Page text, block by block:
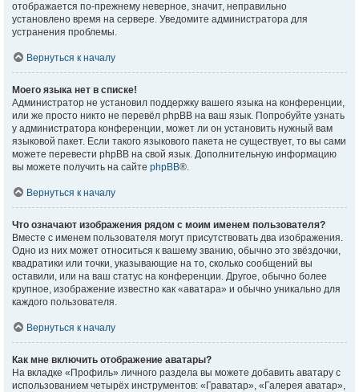
отображается по-прежнему неверное, значит, неправильно
установлено время на сервере. Уведомите администратора для
устранения проблемы.
Вернуться к началу
Моего языка нет в списке!
Администратор не установил поддержку вашего языка на конференции,
или же просто никто не перевёл phpBB на ваш язык. Попробуйте узнать
у администратора конференции, может ли он установить нужный вам
языковой пакет. Если такого языкового пакета не существует, то вы сами
можете перевести phpBB на свой язык. Дополнительную информацию
вы можете получить на сайте phpBB®.
Вернуться к началу
Что означают изображения рядом с моим именем пользователя?
Вместе с именем пользователя могут присутствовать два изображения.
Одно из них может относиться к вашему званию, обычно это звёздочки,
квадратики или точки, указывающие на то, сколько сообщений вы
оставили, или на ваш статус на конференции. Другое, обычно более
крупное, изображение известно как «аватара» и обычно уникально для
каждого пользователя.
Вернуться к началу
Как мне включить отображение аватары?
На вкладке «Профиль» личного раздела вы можете добавить аватару с
использованием четырёх инструментов: «Граватар», «Галерея аватар»,